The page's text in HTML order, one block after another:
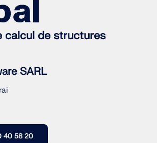
géographique
Dlubal fournit des cartes de
rapide des charges de
calcul de structures
SARL
40 58 20